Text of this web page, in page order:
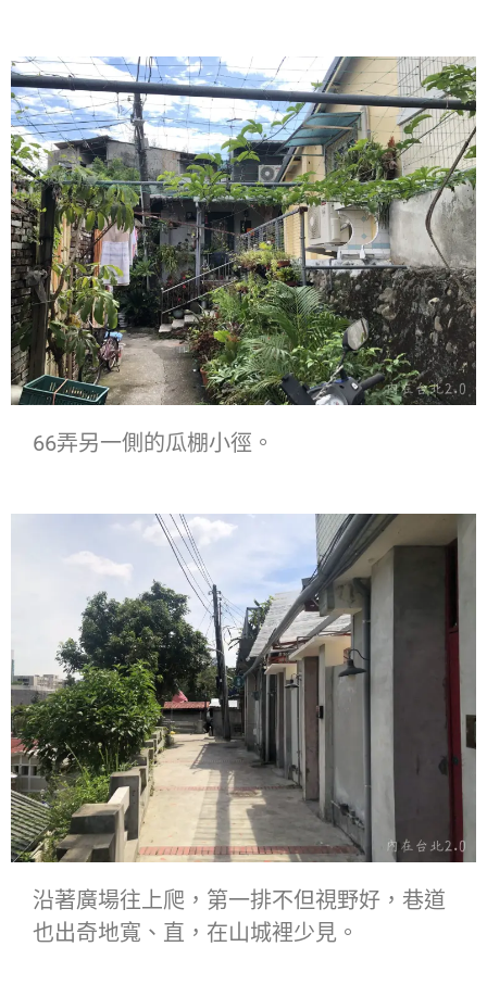
66弄另一側的瓜棚小徑。
沿著廣場往上爬，第一排不但視野好，巷道
也出奇地寬、直，在山城裡少見。